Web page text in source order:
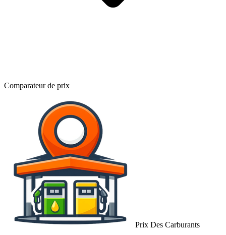
Comparateur de prix
Prix Des Carburants